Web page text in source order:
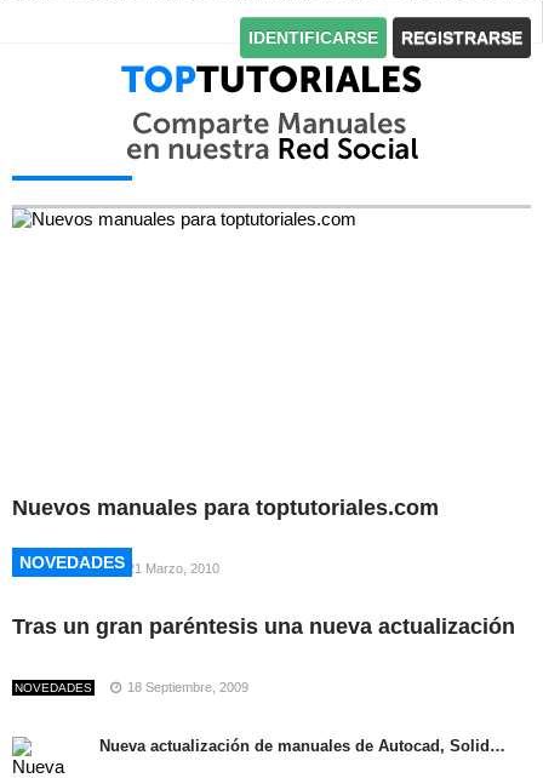
IDENTIFICARSE REGISTRARSE
Nuevos manuales para toptutoriales.com
NOVEDADES 21 Marzo, 2010
Tras un gran paréntesis una nueva actualización
NOVEDADES 18 Septiembre, 2009
NOVEDADES
NOVEDADES
Nueva actualización de manuales de Autocad, Solid…